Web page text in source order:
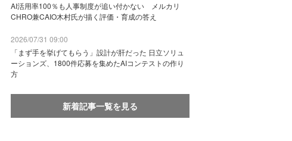
AI活用率100％も人事制度が追い付かない メルカリ
CHRO兼CAIO木村氏が描く評価・育成の答え
2026/07/31 09:00
「まず手を挙げてもらう」設計が肝だった 日立ソリュ
ーションズ、1800件応募を集めたAIコンテストの作り
方
新着記事一覧を見る